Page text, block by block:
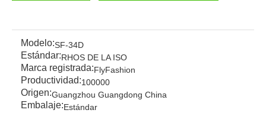
Modelo:SF-34D
Estándar:RHOS DE LA ISO
Marca registrada:FlyFashion
Productividad:100000
Origen:Guangzhou Guangdong China
Embalaje:Estándar